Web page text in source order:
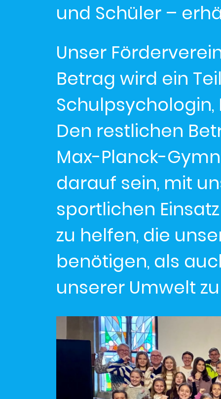
und Schüler –
Unser
Betrag wird ein
Den restlichen
Max-Planck-
darauf sein, mit
sportlichen
zu helfen, die
benötigen, als
unserer Umwelt